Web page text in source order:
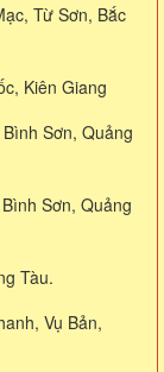
Từ Sơn, Bắc
Kiên Giang
Sơn, Quảng
Sơn, Quảng
Tàu.
Vụ Bản,